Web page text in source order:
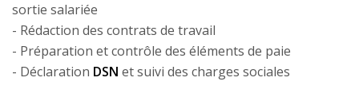
sortie salariée
- Rédaction des contrats de travail
- Préparation et contrôle des éléments de paie
- Déclaration DSN et suivi des charges sociales